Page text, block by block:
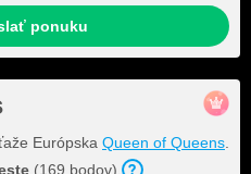
ponuku
Európska Queen of Queens
(169 bodov).